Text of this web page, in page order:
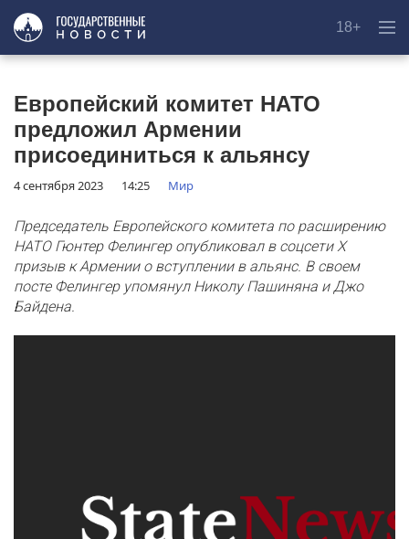
18+
Европейский комитет НАТО
предложил Армении
присоединиться к альянсу
4 сентября 2023 14:25 Мир
Председатель Европейского комитета по расширению
НАТО Гюнтер Фелингер опубликовал в соцсети X
призыв к Армении о вступлении в альянс. В своем
посте Фелингер упомянул Николу Пашиняна и Джо
Байдена.